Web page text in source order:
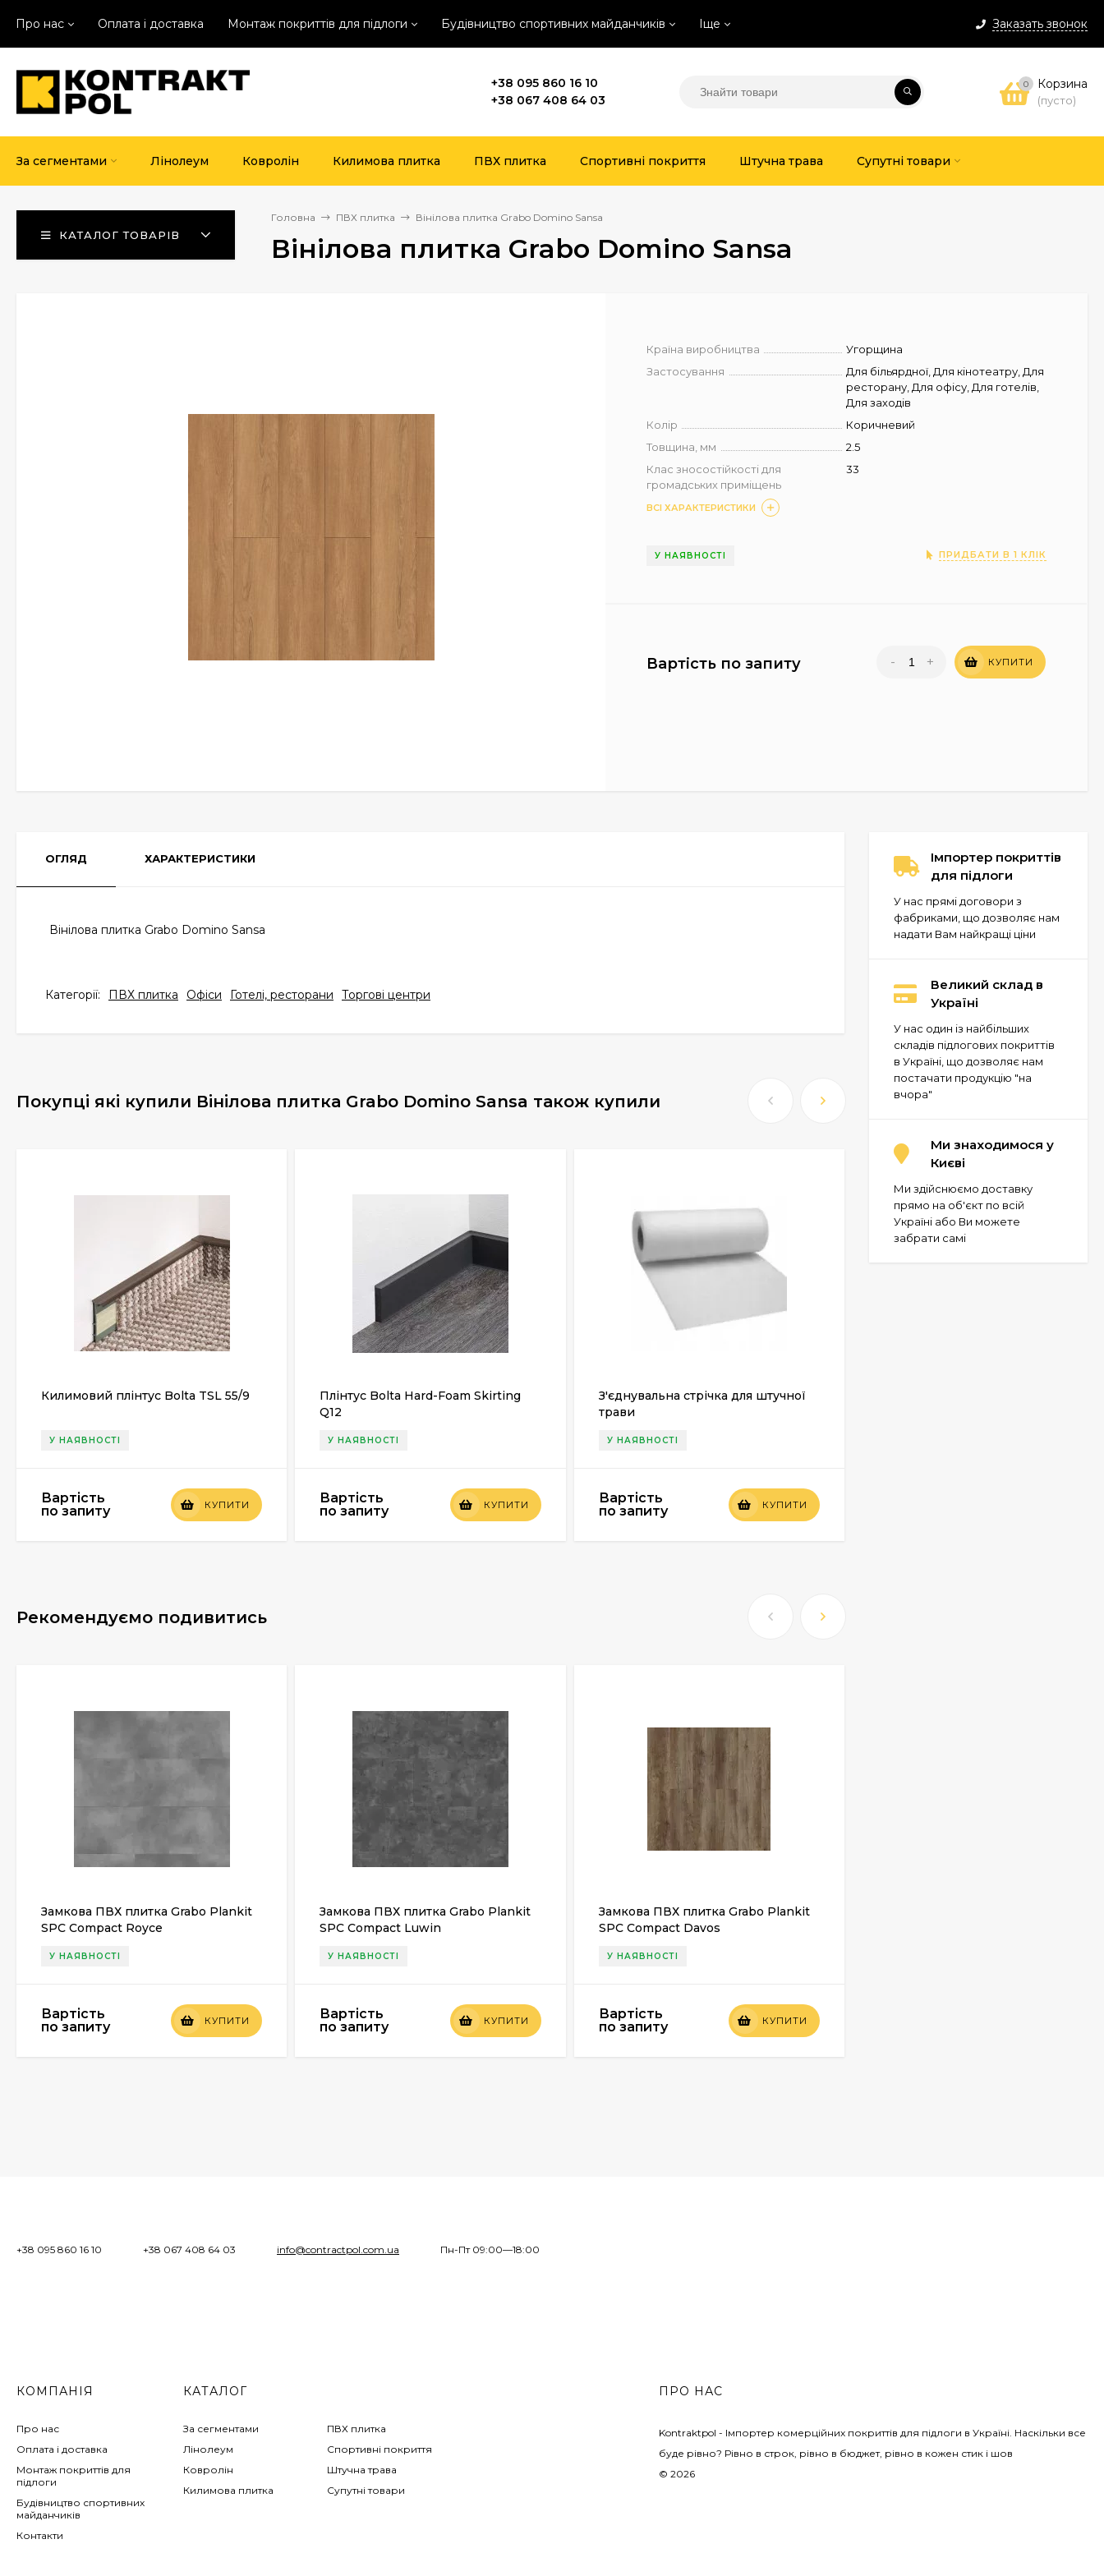
Заказать звонок
Про нас Оплата і доставка Монтаж покриттів для підлоги Будівництво спортивних майданчиків Іще
+38 095 860 16 10
+38 067 408 64 03
0 Корзина
(пусто)
За сегментами Лінолеум Ковролін Килимова плитка ПВХ плитка Спортивні покриття Штучна трава Супутні товари
КАТАЛОГ ТОВАРІВ
Головна ПВХ плитка Вінілова плитка Grabo Domino Sansa
Вінілова плитка Grabo Domino Sansa
Країна виробництва
Угорщина
Застосування
Для більярдної, Для кінотеатру, Для
ресторану, Для офісу, Для готелів,
Для заходів
Колір
Коричневий
Товщина, мм
2.5
Клас зносостійкості для
громадських приміщень
33
ВСІ ХАРАКТЕРИСТИКИ
У НАЯВНОСТІ ПРИДБАТИ В 1 КЛІК
Вартість по запиту - + КУПИТИ
ОГЛЯД ХАРАКТЕРИСТИКИ
Вінілова плитка Grabo Domino Sansa
Категорії: ПВХ плитка Офіси Готелі, ресторани Торгові центри
Покупці які купили Вінілова плитка Grabo Domino Sansa також купили
Килимовий плінтус Bolta TSL 55/9
У НАЯВНОСТІ
Вартість
по запиту
КУПИТИ
Плінтус Bolta Hard-Foam Skirting
Q12
У НАЯВНОСТІ
Вартість
по запиту
КУПИТИ
З'єднувальна стрічка для штучної
трави
У НАЯВНОСТІ
Вартість
по запиту
КУПИТИ
Рекомендуємо подивитись
Замкова ПВХ плитка Grabo Plankit
SPC Compact Royce
У НАЯВНОСТІ
Вартість
по запиту
КУПИТИ
Замкова ПВХ плитка Grabo Plankit
SPC Compact Luwin
У НАЯВНОСТІ
Вартість
по запиту
КУПИТИ
Замкова ПВХ плитка Grabo Plankit
SPC Compact Davos
У НАЯВНОСТІ
Вартість
по запиту
КУПИТИ
Імпортер покриттів
для підлоги
У нас прямі договори з
фабриками, що дозволяє нам
надати Вам найкращі ціни
Великий склад в
Україні
У нас один із найбільших
складів підлогових покриттів
в Україні, що дозволяє нам
постачати продукцію "на
вчора"
Ми знаходимося у
Києві
Ми здійснюємо доставку
прямо на об'єкт по всій
Україні або Ви можете
забрати самі
+38 095 860 16 10 +38 067 408 64 03 info@contractpol.com.ua Пн-Пт 09:00—18:00
КОМПАНІЯ
Про нас
Оплата і доставка
Монтаж покриттів для
підлоги
Будівництво спортивних
майданчиків
Контакти
КАТАЛОГ
За сегментами
Лінолеум
Ковролін
Килимова плитка
ПВХ плитка
Спортивні покриття
Штучна трава
Супутні товари
ПРО НАС
Kontraktpol - Імпортер комерційних покриттів для підлоги в Україні. Наскільки все
буде рівно? Рівно в строк, рівно в бюджет, рівно в кожен стик і шов
© 2026